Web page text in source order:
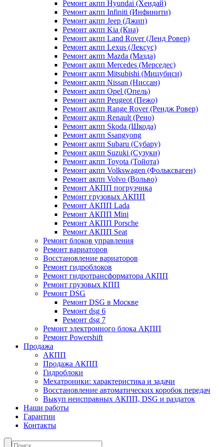
Ремонт акпп Hyundai (Хендай)
Ремонт акпп Infiniti (Инфинити)
Ремонт акпп Jeep (Джип)
Ремонт акпп Kia (Киа)
Ремонт акпп Land Rover (Ленд Ровер)
Ремонт акпп Lexus (Лексус)
Ремонт акпп Mazda (Мазда)
Ремонт акпп Mercedes (Мерседес)
Ремонт акпп Mitsubishi (Мицубиси)
Ремонт акпп Nissan (Ниссан)
Ремонт акпп Opel (Опель)
Ремонт акпп Peugeot (Пежо)
Ремонт акпп Range Rover (Рендж Ровер)
Ремонт акпп Renault (Рено)
Ремонт акпп Skoda (Шкода)
Ремонт акпп Ssangyong
Ремонт акпп Subaru (Cубару)
Ремонт акпп Suzuki (Сузуки)
Ремонт акпп Toyota (Тойота)
Ремонт акпп Volkswagen (Фольксваген)
Ремонт акпп Volvo (Вольво)
Ремонт АКПП погрузчика
Ремонт грузовых АКПП
Ремонт АКПП Lada
Ремонт АКПП Mini
Ремонт АКПП Porsche
Ремонт АКПП Seat
Ремонт блоков управления
Ремонт вариаторов
Восстановление вариаторов
Ремонт гидроблоков
Ремонт гидротрансформатора АКПП
Ремонт грузовых КПП
Ремонт DSG
Ремонт DSG в Москве
Ремонт dsg 6
Ремонт dsg 7
Ремонт электронного блока АКПП
Ремонт Powershift
Продажа
АКПП
Продажа АКПП
Гидроблоки
Мехатроники: характеристика и задачи
Восстановление автоматических коробок передач
Выкуп неисправных АКПП, DSG и раздаток
Наши работы
Гарантии
Контакты